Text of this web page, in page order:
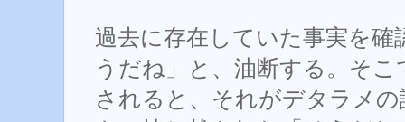
過去に存在していた事実を
うだね」と、油断する。そ
されると、それがデタラメ